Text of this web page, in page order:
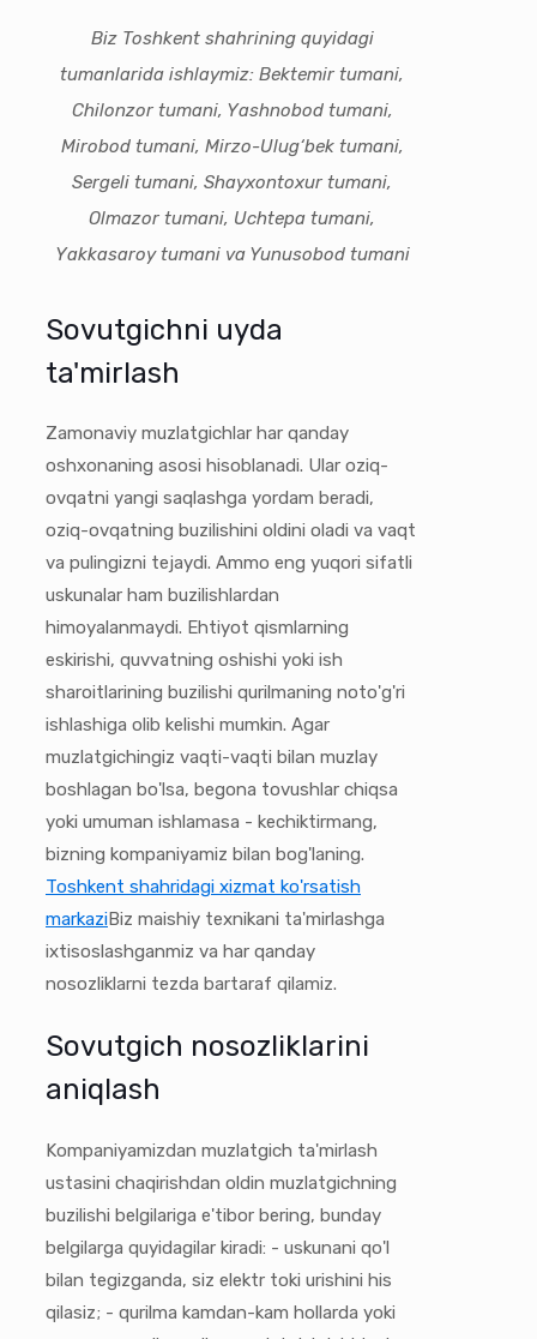
Biz Toshkent shahrining quyidagi
tumanlarida ishlaymiz: Bektemir tumani,
Chilonzor tumani, Yashnobod tumani,
Mirobod tumani, Mirzo-Ulug‘bek tumani,
Sergeli tumani, Shayxontoxur tumani,
Olmazor tumani, Uchtepa tumani,
Yakkasaroy tumani va Yunusobod tumani
Sovutgichni uyda
ta'mirlash
Zamonaviy muzlatgichlar har qanday
oshxonaning asosi hisoblanadi. Ular oziq-
ovqatni yangi saqlashga yordam beradi,
oziq-ovqatning buzilishini oldini oladi va vaqt
va pulingizni tejaydi. Ammo eng yuqori sifatli
uskunalar ham buzilishlardan
himoyalanmaydi. Ehtiyot qismlarning
eskirishi, quvvatning oshishi yoki ish
sharoitlarining buzilishi qurilmaning noto'g'ri
ishlashiga olib kelishi mumkin. Agar
muzlatgichingiz vaqti-vaqti bilan muzlay
boshlagan bo'lsa, begona tovushlar chiqsa
yoki umuman ishlamasa - kechiktirmang,
bizning kompaniyamiz bilan bog'laning.
Toshkent shahridagi xizmat ko'rsatish
markaziBiz maishiy texnikani ta'mirlashga
ixtisoslashganmiz va har qanday
nosozliklarni tezda bartaraf qilamiz.
Sovutgich nosozliklarini
aniqlash
Kompaniyamizdan muzlatgich ta'mirlash
ustasini chaqirishdan oldin muzlatgichning
buzilishi belgilariga e'tibor bering, bunday
belgilarga quyidagilar kiradi: - uskunani qo'l
bilan tegizganda, siz elektr toki urishini his
qilasiz; - qurilma kamdan-kam hollarda yoki